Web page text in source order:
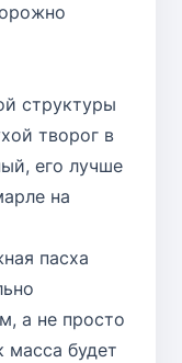
структуры
творог в
его лучше
на
пасха
а не просто
масса будет